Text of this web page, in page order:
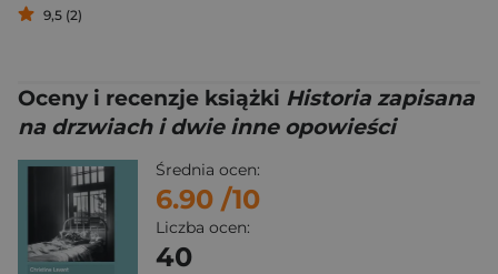
9,5 (2)
Oceny i recenzje książki Historia zapisana
na drzwiach i dwie inne opowieści
Średnia ocen:
6.90 /10
Liczba ocen:
40